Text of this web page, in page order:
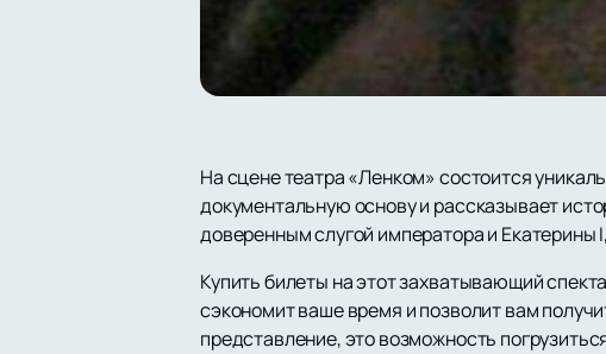
На сцене театра «Ленком» состоится
документальную основу и рассказывает
доверенным слугой императора и
Купить билеты на этот захватывающий
сэкономит ваше время и позволит вам
представление, это возможность